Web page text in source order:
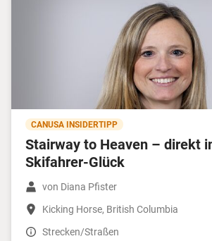
CANUSA INSIDERTIPP
Stairway to Heaven – direkt
Skifahrer-Glück
von Diana Pfister
Kicking Horse, British Columbia
Strecken/Straßen